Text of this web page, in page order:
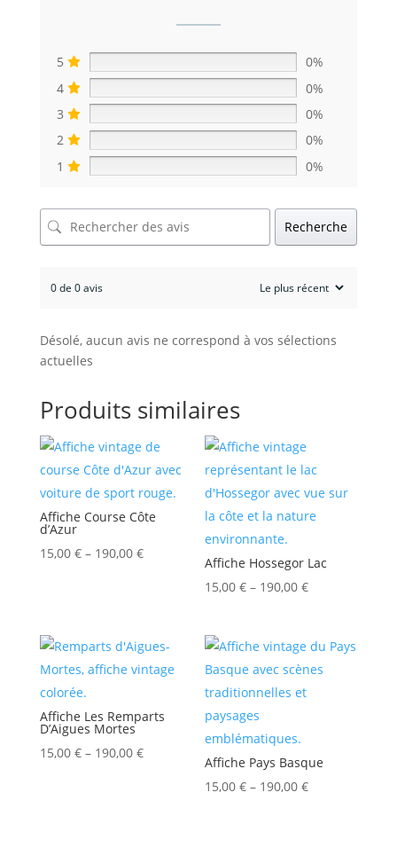
5
0%
4
0%
3
0%
2
0%
1
0%
Recherche
0 de 0 avis
Désolé, aucun avis ne correspond à vos sélections
actuelles
Produits similaires
Affiche Course Côte
d’Azur
15,00 €– 190,00 €
Affiche Hossegor Lac
15,00€ – 190,00€
Affiche Les Remparts
D’Aigues Mortes
15,00 €– 190,00 €
Affiche Pays Basque
15,00€ – 190,00€